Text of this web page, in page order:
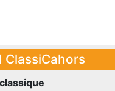
ClassiCahors